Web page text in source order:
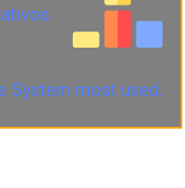
System most used.